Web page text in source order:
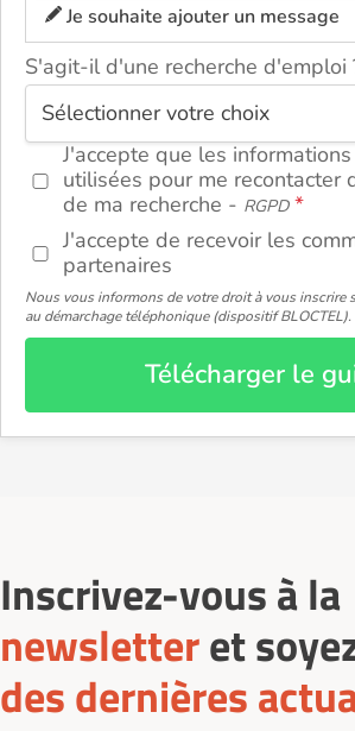
Je souhaite ajouter un message
S'agit-il d'une recherche d'emploi
J'accepte que les
utilisées pour me recontacter
de ma recherche - RGPD
J'accepte de recevoir les
partenaires
Nous vous informons de votre droit à vous
au démarchage téléphonique (dispositif BLOCTEL).
Télécharger le
ou
Inscrivez-vous à la
newsletteret
des dernières